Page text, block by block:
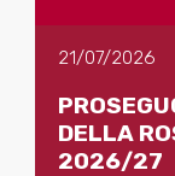
21/07/2026
DELLA
2026/27